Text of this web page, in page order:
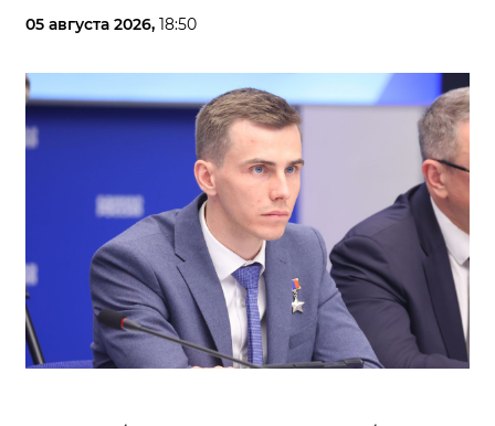
05 августа 2026, 18:50